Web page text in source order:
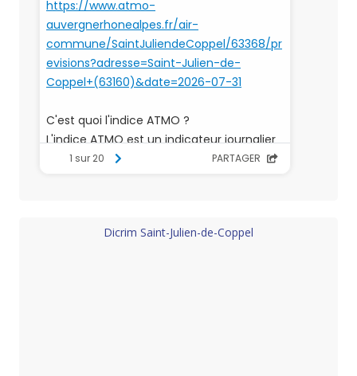
Dicrim Saint-Julien-de-Coppel